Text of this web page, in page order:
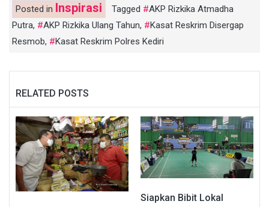
Posted in Inspirasi Tagged
AKP Rizkika Atmadha
Putra, AKP Rizkika Ulang Tahun,
Kasat Reskrim Disergap
Resmob, Kasat Reskrim Polres Kediri
RELATED POSTS
Siapkan Bibit Lokal